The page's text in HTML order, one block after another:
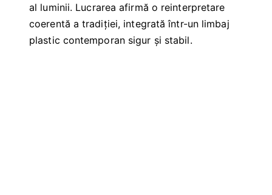
al luminii. Lucrarea afirmă o reinterpretare
coerentă a tradiției, integrată într-un limbaj
plastic contemporan sigur și stabil.